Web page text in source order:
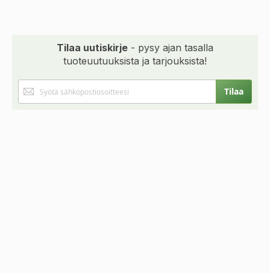
Tilaa uutiskirje - pysy ajan tasalla
tuoteuutuuksista ja tarjouksista!
uutiskirjeemme:
Tilaa